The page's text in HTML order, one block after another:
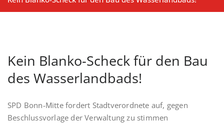
Kein Blanko-Scheck für den Bau
des Wasserlandbads!
SPD Bonn-Mitte fordert Stadtverordnete auf, gegen
Beschlussvorlage der Verwaltung zu stimmen